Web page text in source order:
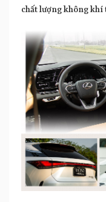
chất lượng không khí